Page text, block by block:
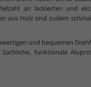
an lackierten und
aus Holz sind zudem
und bequemen
funktionale